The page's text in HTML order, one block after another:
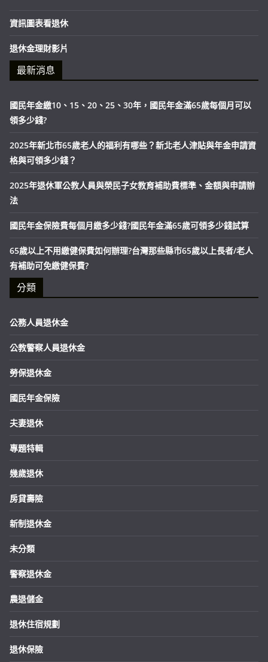
資訊圖表看退休
退休金理財影片
最新消息
國民年金繳10、15、20、25、30年，國民年金滿65歲每個月可以
領多少錢?
2025年新北市65歲老人的福利有哪些？新北老人津貼與年金申請資
格與可領多少錢？
2025年退休軍公教人員與榮民子女教育補助費標準、金額與申請辦
法
國民年金保險費每個月繳多少錢?國民年金滿65歲可領多少錢試算
65歲以上不用繳健保費如何辦理?台灣那些縣市65歲以上長者/老人
有補助可免繳健保費?
分類
公務人員退休金
公教警察人員退休金
勞保退休金
國民年金保險
夫妻退休
專題特輯
幾歲退休
房貸壽險
新制退休金
未分類
警察退休金
農退儲金
退休住宿規劃
退休保險